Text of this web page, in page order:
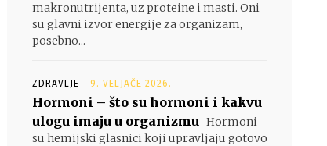
makronutrijenta, uz proteine i masti. Oni
su glavni izvor energije za organizam,
posebno...
ZDRAVLJE 9. VELJAČE 2026.
Hormoni – što su hormoni i kakvu
ulogu imaju u organizmu Hormoni
su hemijski glasnici koji upravljaju gotovo